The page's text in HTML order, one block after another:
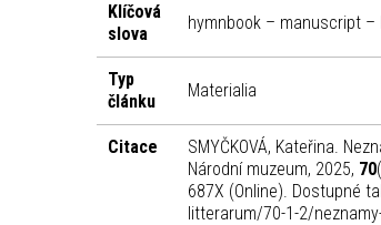
Klíčová
slova
hymnbook – manuscript
Typ
článku
Materialia
Citace SMYČKOVÁ, Kateřina.
Národní muzeum, 2025, 70
687X (Online). Dostupné
litterarum/70-1-2/